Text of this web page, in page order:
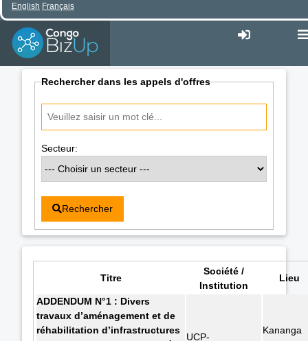
English Français
Rechercher dans les appels d'offres
Secteur:
Rechercher
Titre
Société /
Institution
Lieu
ADDENDUM N°1 : Divers
travaux d’aménagement et de
réhabilitation d’infrastructures
UCP-
Kananga